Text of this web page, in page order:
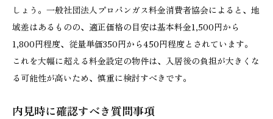
しょう。一般社団法人プロパンガス料金消費者協会によると、地
域差はあるものの、適正価格の目安は基本料金1,500円から
1,800円程度、従量単価350円から450円程度とされています。
これを大幅に超える料金設定の物件は、入居後の負担が大きくな
る可能性が高いため、慎重に検討すべきです。
内見時に確認すべき質問事項